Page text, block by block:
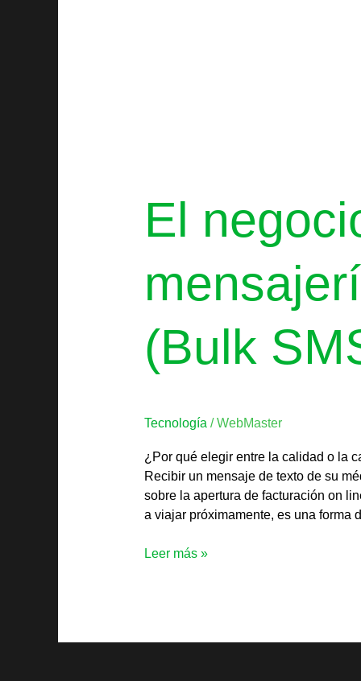
El
(Bulk
Tecnología /WebMaster
¿Por qué elegir entre la calidad o la
Recibir un mensaje de texto de su
sobre la apertura de facturación on
a viajar próximamente, es una forma
Leer más »